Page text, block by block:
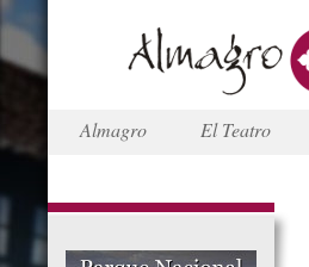
Almagro El Teatro